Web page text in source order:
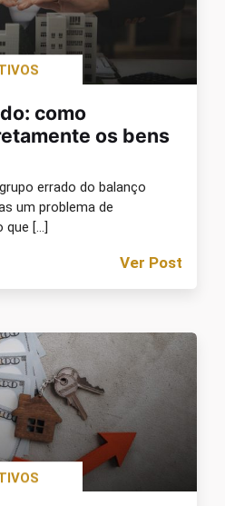
como
os bens
errado do balanço
um problema de
[…]
Ver Post